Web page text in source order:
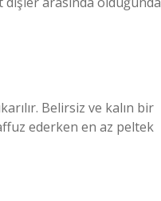
Belirsiz ve kalın bir
ederken en az peltek